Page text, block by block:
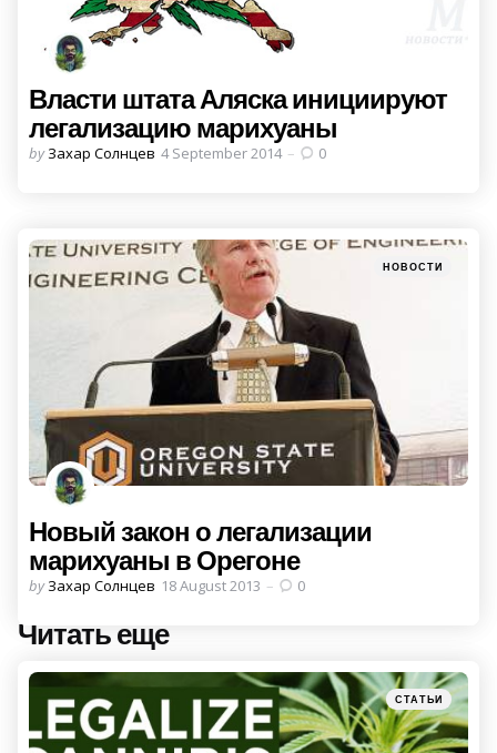
Власти штата Аляска инициируют
легализацию марихуаны
Posted
by Захар Солнцев 4 September 2014 0
Categories
Posted
НОВОСТИ
Новый закон о легализации
марихуаны в Орегоне
Posted
by Захар Солнцев 18 August 2013 0
Читать еще
Post
navigation
Posted
in
СТАТЬИ